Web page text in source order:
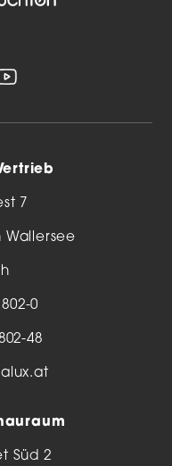
7
Wallersee
0
48
Süd 2